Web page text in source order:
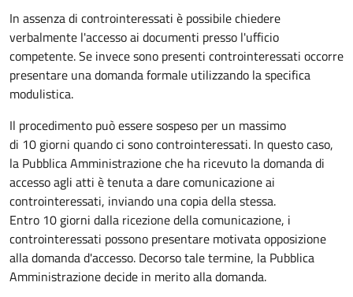
In assenza di controinteressati è possibile chiedere
verbalmente l'accesso ai documenti presso l'ufficio
competente. Se invece sono presenti controinteressati occorre
presentare una domanda formale utilizzando la specifica
modulistica.
Il procedimento può essere sospeso per un massimo
di 10 giorni quando ci sono controinteressati. In questo caso,
la Pubblica Amministrazione che ha ricevuto la domanda di
accesso agli atti è tenuta a dare comunicazione ai
controinteressati, inviando una copia della stessa.
Entro 10 giorni dalla ricezione della comunicazione, i
controinteressati possono presentare motivata opposizione
alla domanda d'accesso. Decorso tale termine, la Pubblica
Amministrazione decide in merito alla domanda.